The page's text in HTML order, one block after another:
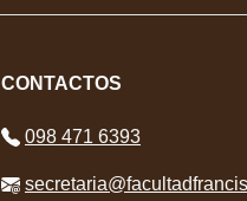
CONTACTOS
098 471 6393